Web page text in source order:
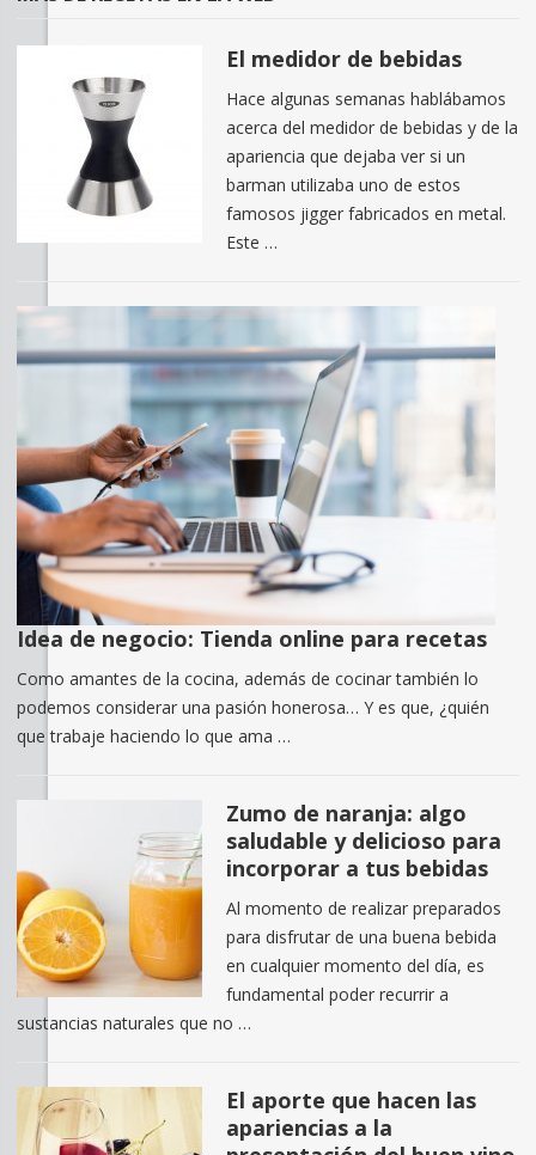
El medidor de bebidas
Hace algunas semanas hablábamos
acerca del medidor de bebidas y de la
apariencia que dejaba ver si un
barman utilizaba uno de estos
famosos jigger fabricados en metal.
Este …
Idea de negocio: Tienda online para recetas
Como amantes de la cocina, además de cocinar también lo
podemos considerar una pasión honerosa… Y es que, ¿quién
que trabaje haciendo lo que ama …
Zumo de naranja: algo
saludable y delicioso para
incorporar a tus bebidas
Al momento de realizar preparados
para disfrutar de una buena bebida
en cualquier momento del día, es
fundamental poder recurrir a
sustancias naturales que no …
El aporte que hacen las
apariencias a la